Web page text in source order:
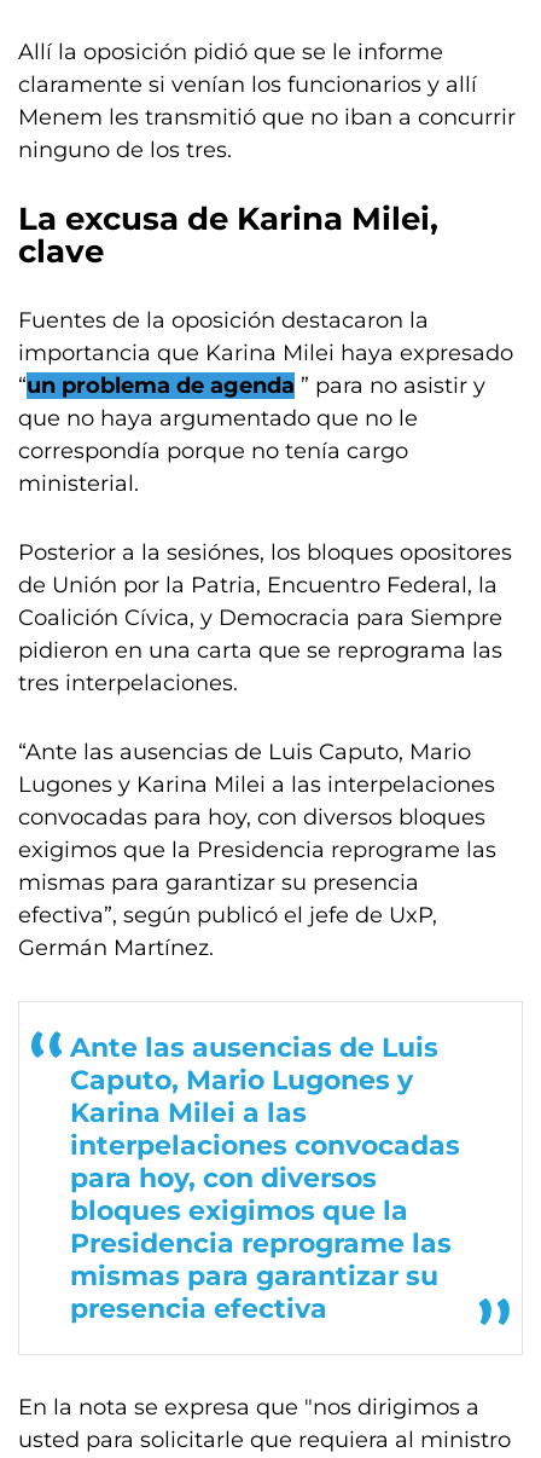
Allí la oposición pidió que se le informe
claramente si venían los funcionarios y allí
Menem les transmitió que no iban a concurrir
ninguno de los tres.
La excusa de Karina Milei,
clave
Fuentes de la oposición destacaron la
importancia que Karina Milei haya expresado
“un problema de agenda ” para no asistir y
que no haya argumentado que no le
correspondía porque no tenía cargo
ministerial.
Posterior a la sesiónes, los bloques opositores
de Unión por la Patria, Encuentro Federal, la
Coalición Cívica, y Democracia para Siempre
pidieron en una carta que se reprograma las
tres interpelaciones.
“Ante las ausencias de Luis Caputo, Mario
Lugones y Karina Milei a las interpelaciones
convocadas para hoy, con diversos bloques
exigimos que la Presidencia reprograme las
mismas para garantizar su presencia
efectiva”, según publicó el jefe de UxP,
Germán Martínez.
Ante las ausencias de Luis
Caputo, Mario Lugones y
Karina Milei a las
interpelaciones convocadas
para hoy, con diversos
bloques exigimos que la
Presidencia reprograme las
mismas para garantizar su
presencia efectiva
En la nota se expresa que "nos dirigimos a
usted para solicitarle que requiera al ministro